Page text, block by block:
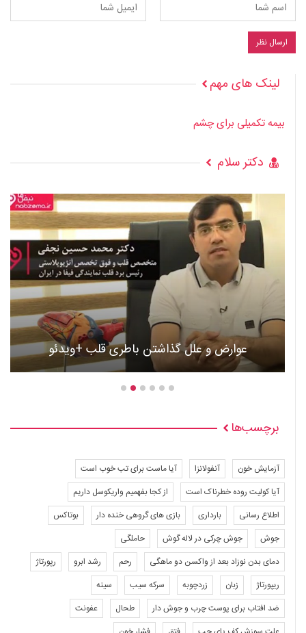
لینک های مهم
بیمه تکمیلی برای چشم
دکتر سلام
عوارض و علل گذاشتن باطری قلب +ویدئو
برچسب‌ها
آزمایش خون آنفولانزا
آیا ماست برای تب خوب است
آیا کولیت روده خطرناک است
از کجا بفهمیم واریکوسل داریم
اطلاع رسانی
بارداری بازی های گروهی خنده دار
بوتاکس
جوش
جوش چرکی در لاله گوش
حاملگی
دمای بدن نوزاد بعد از واکسن دو ماهگی
رحم رشد ابرو
رپورتاژ
ریپورتاژ
زبان زردچوبه سرکه سیب
سینه
ضد افتاب برای پوست چرب و جوش دار
طحال
عفونت